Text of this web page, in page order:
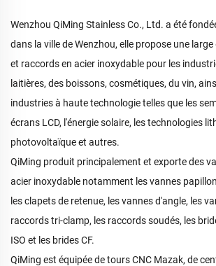
Wenzhou QiMing Stainless Co., Ltd. a été
dans la ville de Wenzhou, elle propose une
et raccords en acier inoxydable pour les
laitières, des boissons, cosmétiques, du vin,
industries à haute technologie telles que les
écrans LCD, l'énergie solaire, les technologies
photovoltaïque et autres.
QiMing produit principalement et exporte des
acier inoxydable notamment les vannes
les clapets de retenue, les vannes d'angle, les
raccords tri-clamp, les raccords soudés, les
ISO et les brides CF.
QiMing est équipée de tours CNC Mazak, de